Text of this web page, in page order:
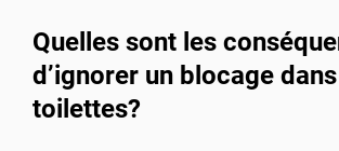
Quelles sont les
d’ignorer un blocage
toilettes?